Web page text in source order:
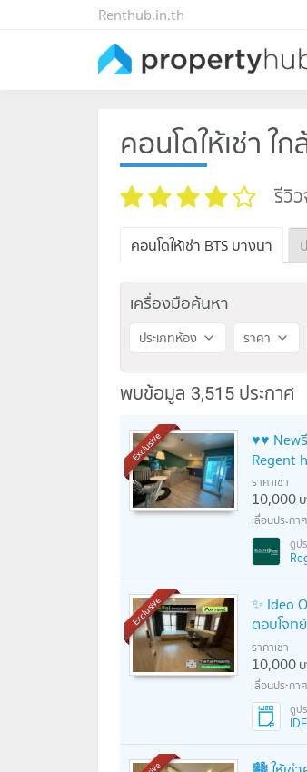
Renthub.in.th
คอนโดให้เช่า ใ
รีวิ
คอนโดให้เช่า BTS บางนา
เครื่องมือค้นหา
ประเภทห้อง ราคา
พบข้อมูล 3,515 ประกาศ
Exclusive
♥️♥️ New
Regent
ราคาเช่า
10,000
Exclusive
✨ Ideo
ตอบโจท
ราคาเช่า
10,000